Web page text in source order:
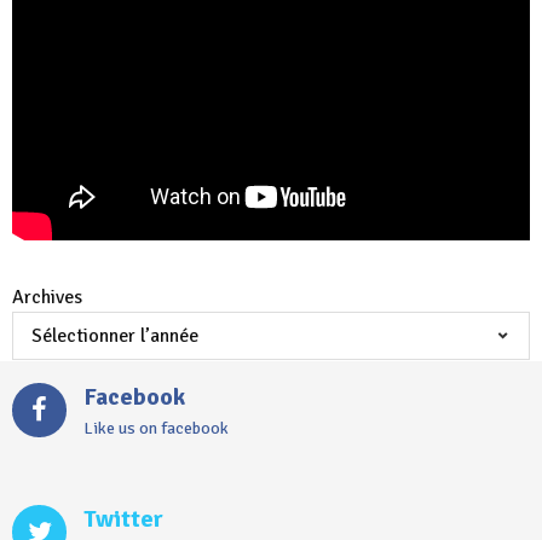
Archives
Facebook
Like us on facebook
Twitter